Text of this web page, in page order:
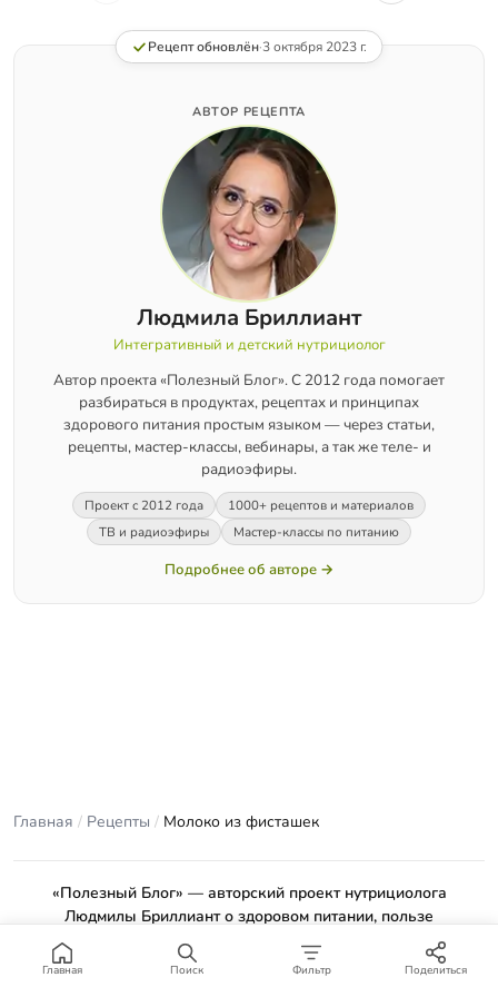
Рецепт обновлён·3 октября 2023 г.
АВТОР РЕЦЕПТА
Людмила Бриллиант
Интегративный и детский нутрициолог
Автор проекта «Полезный Блог». С 2012 года помогает
разбираться в продуктах, рецептах и принципах
здорового питания простым языком — через статьи,
рецепты, мастер-классы, вебинары, а так же теле- и
радиоэфиры.
Проект с 2012 года
1000+ рецептов и материалов
ТВ и радиоэфиры
Мастер-классы по питанию
Подробнее об авторе →
Главная / Рецепты / Молоко из фисташек
«Полезный Блог» — авторский проект нутрициолога
Людмилы Бриллиант о здоровом питании, пользе
продуктов и проверенных рецептах.
Материалы сайта носят ознакомительный характер и не
Главная Поиск Фильтр Поделиться